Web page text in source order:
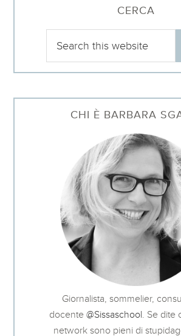
CERCA
CHI È BARBARA
Giornalista, sommelier,
docente @Sissaschool. Se dite
network sono pieni di